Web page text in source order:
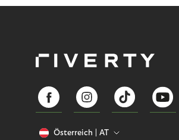
Österreich AT